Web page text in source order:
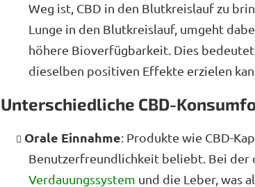
Weg ist, CBD in den Blutkreislauf zu
Lunge in den Blutkreislauf, umgeht
höhere Bioverfügbarkeit. Dies
dieselben positiven Effekte erzielen
Unterschiedliche CBD-
Orale Einnahme: Produkte wie CBD-
Benutzerfreundlichkeit beliebt. Bei der
Verdauungssystem und die Leber, was